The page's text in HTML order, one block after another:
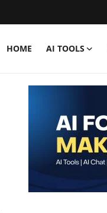
HOME AI TOOLS